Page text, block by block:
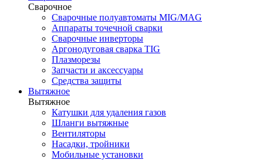
Сварочное
Сварочные полуавтоматы MIG/MAG
Аппараты точечной сварки
Сварочные инверторы
Аргонодуговая сварка TIG
Плазморезы
Запчасти и аксессуары
Средства защиты
Вытяжное
Вытяжное
Катушки для удаления газов
Шланги вытяжные
Вентиляторы
Насадки, тройники
Мобильные установки